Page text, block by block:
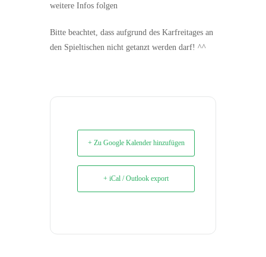
weitere Infos folgen
Bitte beachtet, dass aufgrund des Karfreitages an
den Spieltischen nicht getanzt werden darf! ^^
+ Zu Google Kalender hinzufügen
+ iCal / Outlook export